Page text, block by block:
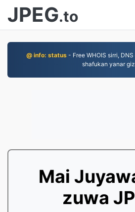
JPEG.to
@ info: status - Free WHOIS sirri,
shafukan yanar
Mai
zuwa